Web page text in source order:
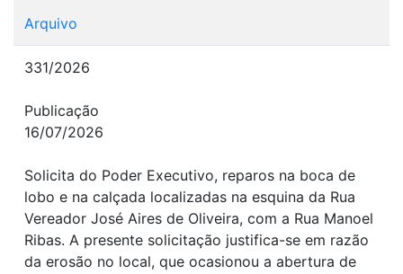
Arquivo
331/2026
Publicação
16/07/2026
Solicita do Poder Executivo, reparos na boca de
lobo e na calçada localizadas na esquina da Rua
Vereador José Aires de Oliveira, com a Rua Manoel
Ribas. A presente solicitação justifica-se em razão
da erosão no local, que ocasionou a abertura de